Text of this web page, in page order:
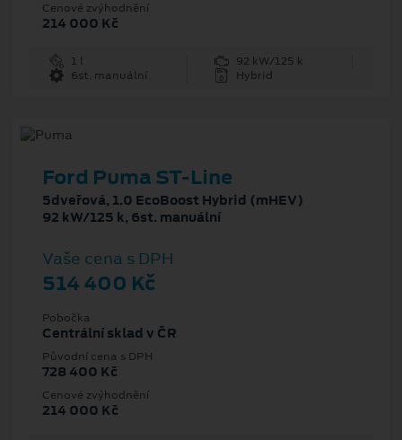
Cenové zvýhodnění
214 000 Kč
1 l
92 kW/125 k
6st. manuální
Hybrid
Ford Puma ST-Line
5dveřová, 1.0 EcoBoost Hybrid (mHEV)
92 kW/125 k, 6st. manuální
Vaše cena s DPH
514 400 Kč
Pobočka
Centrální sklad v ČR
Původní cena s DPH
728 400 Kč
Cenové zvýhodnění
214 000 Kč